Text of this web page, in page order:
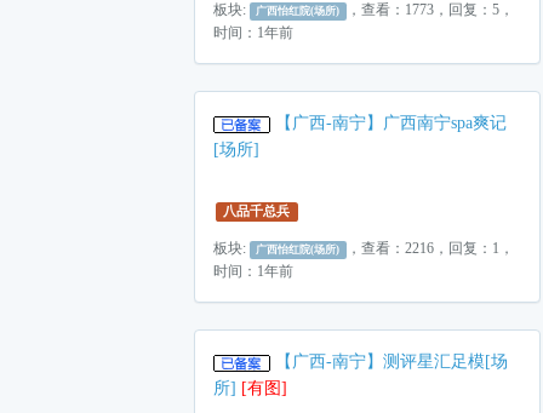
板块: 广西怡红院(场所) ，查看：1773，回复：5，
时间：1年前
【广西-南宁】广西南宁spa爽记
[场所]
八品千总兵
板块: 广西怡红院(场所) ，查看：2216，回复：1，
时间：1年前
【广西-南宁】测评星汇足模[场
所] [有图]